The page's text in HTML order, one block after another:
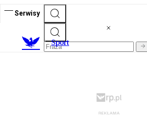
Serwisy
Sport